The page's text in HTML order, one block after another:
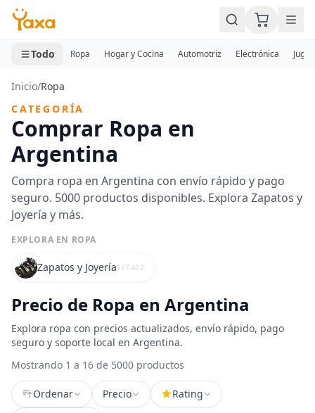
MINI CARRITO
0 productos
Todo Ropa Hogar y Cocina Automotriz Electrónica
Inicio/Ropa
CATEGORÍA
Comprar Ropa en
Argentina
Compra ropa en Argentina con envío rápido y pago
seguro. 5000 productos disponibles. Explora Zapatos y
Joyería y más.
EXPLORA EN ROPA
Zapatos y Joyería927.402
Precio de Ropa en Argentina
Explora ropa con precios actualizados, envío rápido, pago
seguro y soporte local en Argentina.
Mostrando 1 a 16 de 5000 productos
Ordenar Precio
Rating